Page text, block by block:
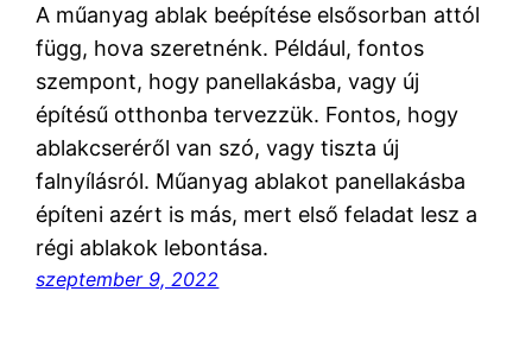
A műanyag ablak beépítése elsősorban attól
függ, hova szeretnénk. Például, fontos
szempont, hogy panellakásba, vagy új
építésű otthonba tervezzük. Fontos, hogy
ablakcseréről van szó, vagy tiszta új
falnyílásról. Műanyag ablakot panellakásba
építeni azért is más, mert első feladat lesz a
régi ablakok lebontása.
szeptember 9, 2022